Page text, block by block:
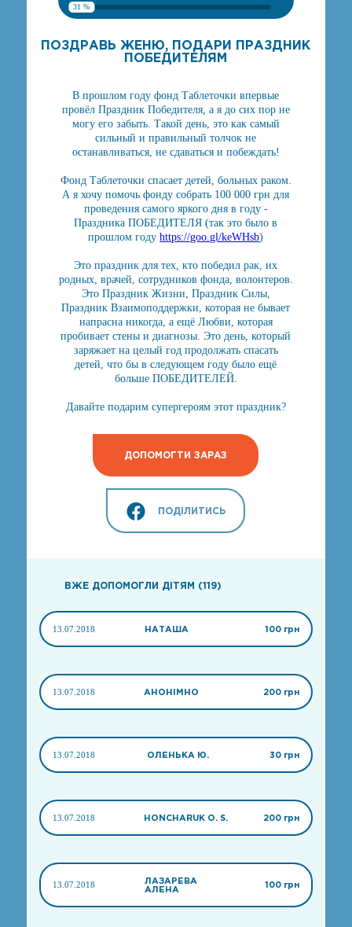
31 %
ПОЗДРАВЬ ЖЕНЮ, ПОДАРИ ПРАЗДНИК
ПОБЕДИТЕЛЯМ
В прошлом году фонд Таблеточки впервые
провёл Праздник Победителя, а я до сих пор не
могу его забыть. Такой день, это как самый
сильный и правильный толчок не
останавливаться, не сдаваться и побеждать!
Фонд Таблеточки спасает детей, больных раком.
А я хочу помочь фонду собрать 100 000 грн для
проведения самого яркого дня в году -
Праздника ПОБЕДИТЕЛЯ (так это было в
прошлом годуhttps://goo.gl/keWHsb)
Это праздник для тех, кто победил рак, их
родных, врачей, сотрудников фонда, волонтеров.
Это Праздник Жизни, Праздник Силы,
Праздник Взаимоподдержки, которая не бывает
напрасна никогда, а ещё Любви, которая
пробивает стены и диагнозы. Это день, который
заряжает на целый год продолжать спасать
детей, что бы в следующем году было ещё
больше ПОБЕДИТЕЛЕЙ.
Давайте подарим супергероям этот праздник?
ДОПОМОГТИ ЗАРАЗ
ПОДІЛИТИСЬ
ВЖЕ ДОПОМОГЛИ ДІТЯМ (119)
13.07.2018 НАТАША 100 грн
13.07.2018 АНОНІМНО 200 грн
13.07.2018 ОЛЕНЬКА Ю. 30 грн
13.07.2018 HONCHARUK O. S. 200 грн
13.07.2018
ЛАЗАРЕВА
АЛЕНА
100 грн